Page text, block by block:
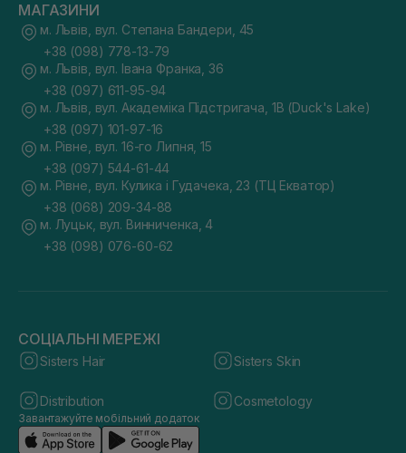
МАГАЗИНИ
м. Львів, вул. Степана Бандери, 45
+38 (098) 778-13-79
м. Львів, вул. Івана Франка, 36
+38 (097) 611-95-94
м. Львів, вул. Академіка Підстригача, 1В (Duck's Lake)
+38 (097) 101-97-16
м. Рівне, вул. 16-го Липня, 15
+38 (097) 544-61-44
м. Рівне, вул. Кулика і Гудачека, 23 (ТЦ Екватор)
+38 (068) 209-34-88
м. Луцьк, вул. Винниченка, 4
+38 (098) 076-60-62
СОЦІАЛЬНІ МЕРЕЖІ
Sisters Hair Sisters Skin
Distribution Cosmetology
Завантажуйте мобільний додаток